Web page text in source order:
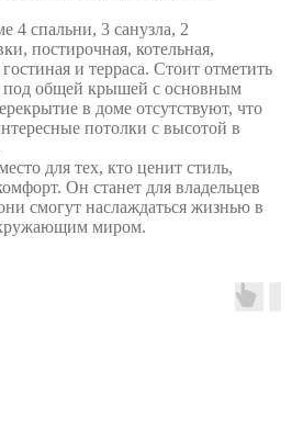
4 спальни, 3 санузла, 2
постирочная, котельная,
и терраса. Стоит отметить
под общей крышей с основным
в доме отсутствуют, что
потолки с высотой в
для тех, кто ценит стиль,
Он станет для владельцев
смогут наслаждаться жизнью в
миром.